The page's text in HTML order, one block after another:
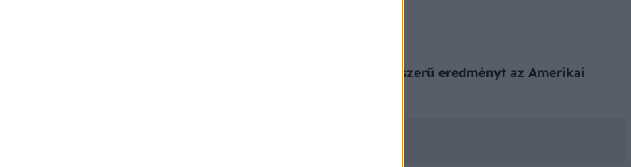
jut elégséges D-vitamin a szervezetébe. A meglepő és újszerű eredményt az Amerikai
orvosai.